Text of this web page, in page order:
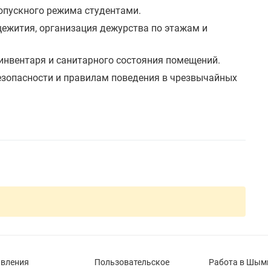
режима студентами.
организация дежурства по этажам и
и санитарного состояния помещений.
и правилам поведения в чрезвычайных
Пользовательское Работа в